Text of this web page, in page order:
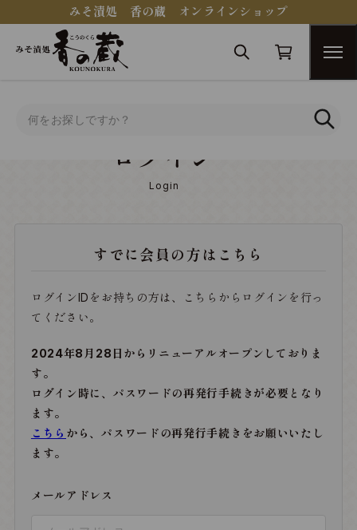
みそ漬処 香の蔵 オンラインショップ
ログイン
Login
すでに会員の方はこちら
ログインIDをお持ちの方は、こちらからログインを行っ
てください。
2024年8月28日からリニューアルオープンしておりま
す。
ログイン時に、パスワードの再発行手続きが必要となり
ます。
こちら から、パスワードの再発行手続きをお願いいたし
ます。
メールアドレス